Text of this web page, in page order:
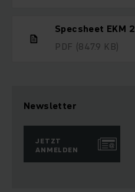
Specsheet EKM 2
PDF (847.9 KB)
Newsletter
JETZT
ANMELDEN